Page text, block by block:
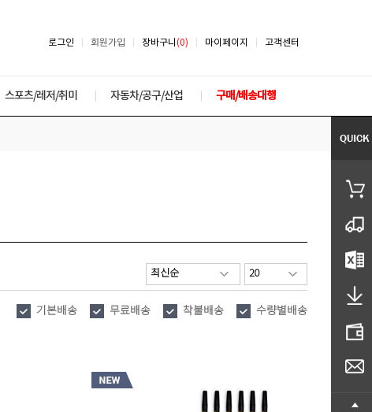
고객센터
마이페이지
장바구니 (0)
회원가입
로그인
스포츠/레저/취미 자동차/공구/산업 구매/배송대행
기본배송 무료배송 착불배송 수량별배송